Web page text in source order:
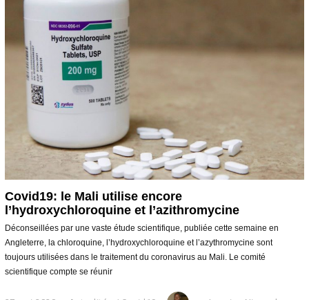
2
Covid19: le Mali utilise encore
l’hydroxychloroquine et l’azithromycine
Déconseillées par une vaste étude scientifique, publiée cette semaine en
Angleterre, la chloroquine, l’hydroxychloroquine et l’azythromycine sont
toujours utilisées dans le traitement du coronavirus au Mali. Le comité
scientifique compte se réunir